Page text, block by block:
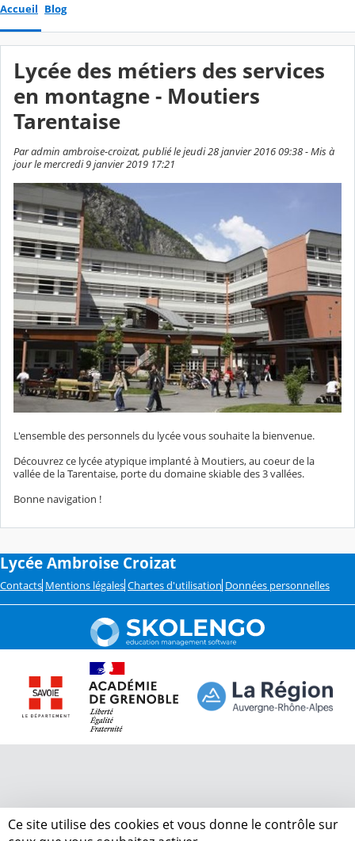
Accueil Blog
Lycée des métiers des services
en montagne - Moutiers
Tarentaise
Par admin ambroise-croizat, publié le jeudi 28 janvier 2016 09:38 - Mis à
jour le mercredi 9 janvier 2019 17:21
L'ensemble des personnels du lycée vous souhaite la bienvenue.
Découvrez ce lycée atypique implanté à Moutiers, au coeur de la
vallée de la Tarentaise, porte du domaine skiable des 3 vallées.
Bonne navigation !
Lycée Ambroise Croizat
Contacts Mentions légales Chartes d'utilisation Données personnelles
Ce site utilise des cookies et vous donne le contrôle sur